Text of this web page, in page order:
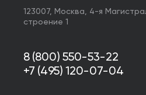
123007, Москва, 4-я
строение 1
8 (800) 550-53-22
+7 (495) 120-07-04